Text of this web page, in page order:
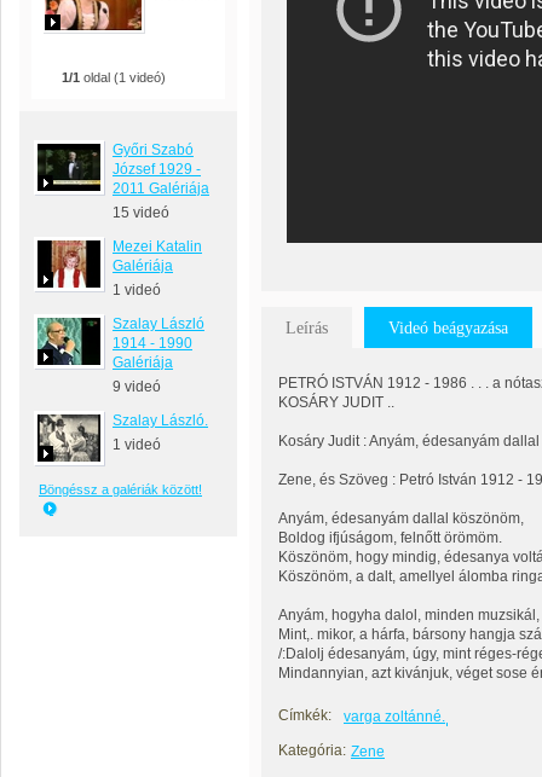
1/1 oldal (1 videó)
Győri Szabó
József 1929 -
2011 Galériája
15 videó
Mezei Katalin
Galériája
1 videó
Szalay László
1914 - 1990
Galériája
9 videó
Szalay László.
1 videó
Böngéssz a galériák között!
Leírás Videó beágyazása
PETRÓ ISTVÁN 1912 - 1986 . . . a
KOSÁRY JUDIT ..
Kosáry Judit : Anyám, édesanyám
Zene, és Szöveg : Petró István 1912 -
Anyám, édesanyám dallal köszönöm,
Boldog ifjúságom, felnőtt örömöm.
Köszönöm, hogy mindig, édesanya
Köszönöm, a dalt, amellyel álomba
Anyám, hogyha dalol, minden muzsikál,
Mint,. mikor, a hárfa, bársony hangja
/:Dalolj édesanyám, úgy, mint réges-
Mindannyian, azt kivánjuk, véget sose
Címkék:
varga zoltánné.
Kategória: Zene